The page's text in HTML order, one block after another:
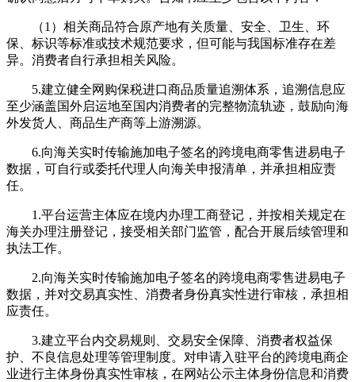
（1）相关商品符合原产地有关质量、安全、卫生、环
保、标识等标准或技术规范要求，但可能与我国标准存在差
异。消费者自行承担相关风险。
5.建立健全网购保税进口商品质量追溯体系，追溯信息应
至少涵盖国外启运地至国内消费者的完整物流轨迹，鼓励向海
外发货人、商品生产商等上游溯源。
6.向海关实时传输施加电子签名的跨境电商零售进易电子
数据，可自行或委托代理人向海关申报清单，并承担相应责
任。
1.平台运营主体应在境内办理工商登记，并按相关规定在
海关办理注册登记，接受相关部门监管，配合开展后续管理和
执法工作。
2.向海关实时传输施加电子签名的跨境电商零售进易电子
数据，并对交易真实性、消费者身份真实性进行审核，承担相
应责任。
3.建立平台内交易规则、交易安全保障、消费者权益保
护、不良信息处理等管理制度。对申请入驻平台的跨境电商企
业进行主体身份真实性审核，在网站公示主体身份信息和消费